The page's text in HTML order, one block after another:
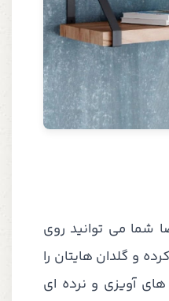
شما می توانید روی
و گلدان هایتان را
آویزی و نرده ای